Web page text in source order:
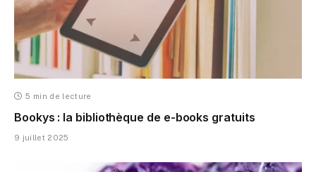
5 min de lecture
Bookys : la bibliothèque de e-books gratuits
9 juillet 2025